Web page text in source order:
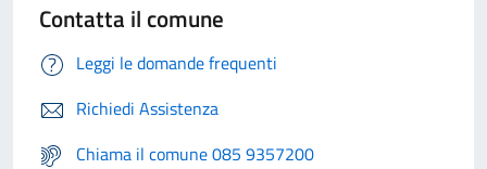
Contatta il comune
Leggi le domande frequenti
Richiedi Assistenza
Chiama il comune 085 9357200